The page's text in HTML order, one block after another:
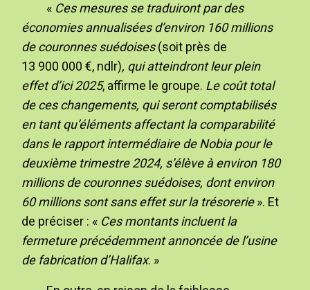
« Ces mesures se traduiront par des
économies annualisées d’environ 160 millions
de couronnes suédoises(soit près de
13 900 000 €, ndlr), qui atteindront leur plein
effet d’ici 2025, affirme le groupe. Le coût total
de ces changements, qui seront comptabilisés
en tant qu’éléments affectant la comparabilité
dans le rapport intermédiaire de Nobia pour le
deuxième trimestre 2024, s’élève à environ 180
millions de couronnes suédoises, dont environ
60 millions sont sans effet sur la trésorerie». Et
de préciser : « Ces montants incluent la
fermeture précédemment annoncée de l’usine
de fabrication d’Halifax. »